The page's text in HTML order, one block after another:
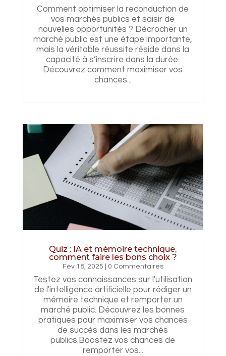
Comment optimiser la reconduction de
vos marchés publics et saisir de
nouvelles opportunités ? Décrocher un
marché public est une étape importante,
mais la véritable réussite réside dans la
capacité à s’inscrire dans la durée.
Découvrez comment maximiser vos
chances...
Quiz : IA et mémoire technique,
comment faire les bons choix ?
Fév 18, 2025 | 0 Commentaires
Testez vos connaissances sur l'utilisation
de l'intelligence artificielle pour rédiger un
mémoire technique et remporter un
marché public. Découvrez les bonnes
pratiques pour maximiser vos chances
de succès dans les marchés
publics.Boostez vos chances de
remporter vos...